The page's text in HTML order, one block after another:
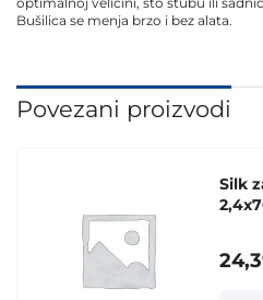
Bušilica se menja brzo i bez alata.
Povezani proizvodi
Silk